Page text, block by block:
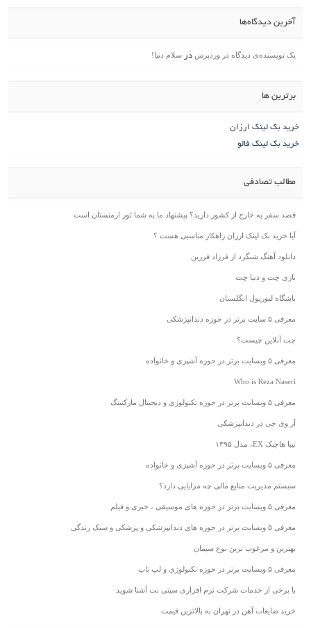
آخرین دیدگاه‌ها
یک نویسنده‌ی دیدگاه در وردپرسدر سلام دنیا!
برترین ها
خرید بک لینک ارزان
خرید بک لینک فالو
مطالب تصادفی
قصد سفر به خارج از کشور دارید؟ پیشنهاد ما به شما تور ارمنستان است
آیا خرید بک لینک ارزان راهکار مناسبی هست ؟
دانلود آهنگ شبگرد از فرزاد فرزین
نازی چت و دنیا چت
باشگاه لیورپول انگلستان
معرفی ۵ سایت برتر در حوزه دندانپزشکی
چت آنلاین چیست؟
معرفی ۵ وبسایت برتر در حوزه آشپزی و خانواده
Who is Reza Naseri
معرفی ۵ وبسایت برتر در حوزه تکنولوژی و دیجیتال مارکتینگ
آر وی جی در دندانپزشکی
تیبا هاچبک EX، مدل ۱۳۹۵
معرفی ۵ وبسایت برتر در حوزه آشپزی و خانواده
سیستم مدیریت منابع مالی چه مزایایی دارد؟
معرفی ۵ وبسایت برتر در حوزه های موسیقی ، خبری و فیلم
معرفی ۵ وبسایت برتر در حوزه های دندانپزشکی و پزشکی و سبک زندگی
بهترین و مرغوب ترین نوع سیمان
معرفی ۵ وبسایت برتر در حوزه تکنولوژی و لپ تاپ
با برخی از خدمات شرکت نرم افزاری سیتی نت آشنا شوید
خرید ضایعات آهن در تهران به بالاترین قیمت